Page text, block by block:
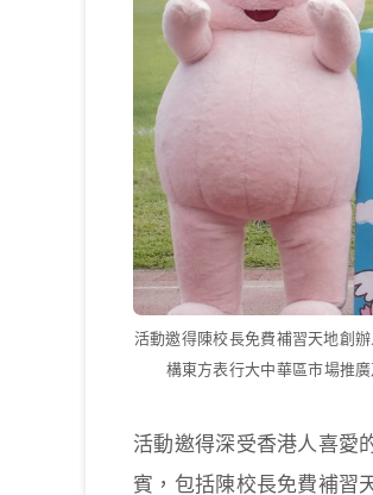
活動邀得陳校長免費補習天地創
構東方表行大中華區市場推
活動邀得深受香港人喜愛
賓，包括陳校長免費補習